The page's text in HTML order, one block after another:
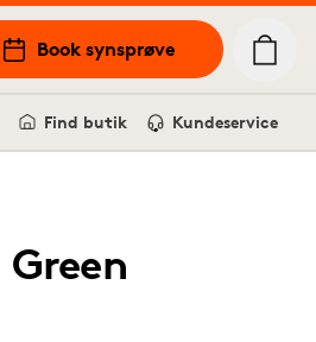
Book synsprøve
Find butik Kundeservice